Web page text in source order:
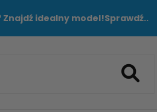
idealny model!Sprawdź..